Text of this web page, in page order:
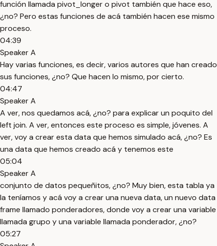
función llamada pivot_longer o pivot también que hace eso,
¿no? Pero estas funciones de acá también hacen ese mismo
proceso.
04:39
Speaker A
Hay varias funciones, es decir, varios autores que han creado
sus funciones, ¿no? Que hacen lo mismo, por cierto.
04:47
Speaker A
A ver, nos quedamos acá, ¿no? para explicar un poquito del
left join. A ver, entonces este proceso es simple, jóvenes. A
ver, voy a crear esta data que hemos simulado acá, ¿no? Es
una data que hemos creado acá y tenemos este
05:04
Speaker A
conjunto de datos pequeñitos, ¿no? Muy bien, esta tabla ya
la teníamos y acá voy a crear una nueva data, un nuevo data
frame llamado ponderadores, donde voy a crear una variable
llamada grupo y una variable llamada ponderador, ¿no?
05:27